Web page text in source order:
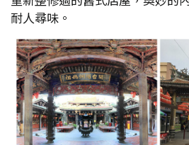
耐人尋味。